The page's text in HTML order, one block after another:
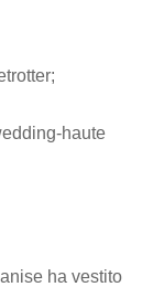
haute
ha vestito